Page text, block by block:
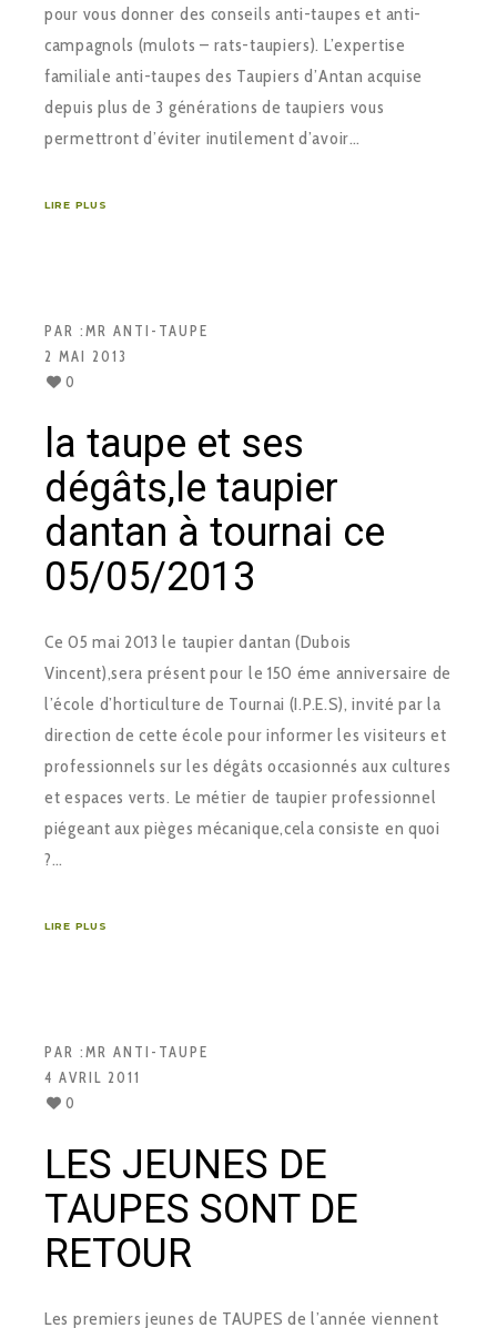
pour vous donner des conseils anti-taupes et anti-
campagnols (mulots – rats-taupiers). L’expertise
familiale anti-taupes des Taupiers d’Antan acquise
depuis plus de 3 générations de taupiers vous
permettront d’éviter inutilement d’avoir…
LIRE PLUS
PAR :MR ANTI-TAUPE
2 MAI 2013
0
la taupe et ses
dégâts,le taupier
dantan à tournai ce
05/05/2013
Ce 05 mai 2013 le taupier dantan (Dubois
Vincent),sera présent pour le 150 éme anniversaire de
l’école d’horticulture de Tournai (I.P.E.S), invité par la
direction de cette école pour informer les visiteurs et
professionnels sur les dégâts occasionnés aux cultures
et espaces verts. Le métier de taupier professionnel
piégeant aux pièges mécanique,cela consiste en quoi
?…
LIRE PLUS
PAR :MR ANTI-TAUPE
4 AVRIL 2011
0
LES JEUNES DE
TAUPES SONT DE
RETOUR
Les premiers jeunes de TAUPES de l’année viennent